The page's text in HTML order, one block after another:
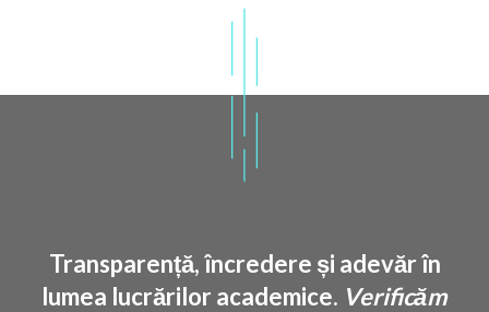
Transparență, încredere și adevăr în
lumea lucrărilor academice. Verificăm